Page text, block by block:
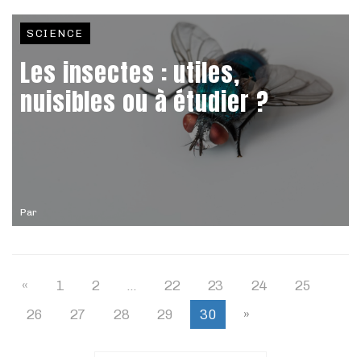
Par
SCIENCE
Les insectes : utiles,
nuisibles ou à étudier ?
« 1 2 … 22 23 24
25
26
27 28 29 30 »